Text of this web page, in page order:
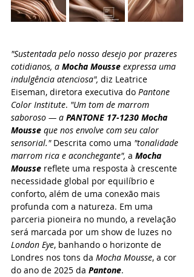
"Sustentada pelo nosso desejo por prazeres
cotidianos, a Mocha Mousse expressa uma
indulgência atenciosa", diz Leatrice
Eiseman, diretora executiva do Pantone
Color Institute. "Um tom de marrom
saboroso — a PANTONE 17-1230 Mocha
Mousse que nos envolve com seu calor
sensorial." Descrita como uma "tonalidade
marrom rica e aconchegante", a Mocha
Mousse reflete uma resposta à crescente
necessidade global por equilíbrio e
conforto, além de uma conexão mais
profunda com a natureza. Em uma
parceria pioneira no mundo, a revelação
será marcada por um show de luzes no
London Eye, banhando o horizonte de
Londres nos tons da Mocha Mousse, a cor
do ano de 2025 da Pantone.